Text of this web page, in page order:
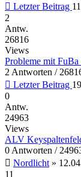
Letzter Beitrag
2
Antw.
26816
Views
Probleme mit
2 Antworten /
Letzter Beitrag
0
Antw.
24963
Views
ALV
0 Antworten /
Nordlicht »
11